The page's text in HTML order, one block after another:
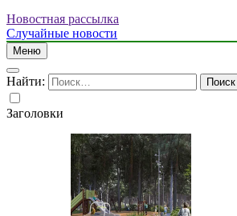
Новостная рассылка
Случайные новости
Меню
Найти:
Заголовки